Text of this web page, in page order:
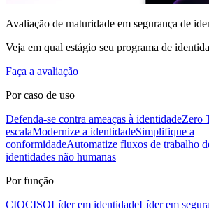
Avaliação de maturidade em segurança de
Veja em qual estágio seu programa de
Faça a avaliação
Por caso de uso
Defenda-se contra ameaças à identidadeZero
escalaModernize a identidadeSimplifique a
conformidadeAutomatize fluxos de trabalho
identidades não humanas
Por função
CIOCISOLíder em identidadeLíder em